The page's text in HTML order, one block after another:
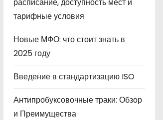
тарифные условия
Новые МФО: что стоит знать в
2025 году
Введение в стандартизацию ISO
Антипробуксовочные траки: Обзор
и Преимущества